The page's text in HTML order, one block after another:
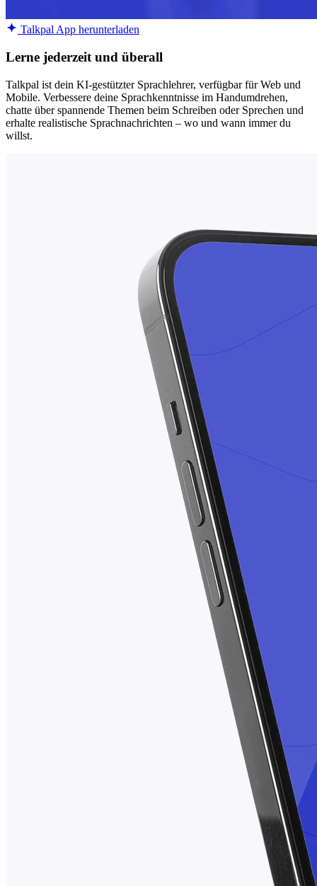
Talkpal App herunterladen
Lerne jederzeit und überall
Talkpal ist dein KI-gestützter Sprachlehrer, verfügbar für Web und
Mobile. Verbessere deine Sprachkenntnisse im Handumdrehen,
chatte über spannende Themen beim Schreiben oder Sprechen und
erhalte realistische Sprachnachrichten – wo und wann immer du
willst.